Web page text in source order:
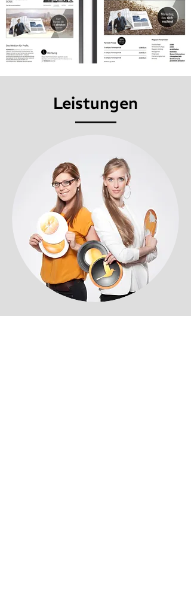
Leistungen